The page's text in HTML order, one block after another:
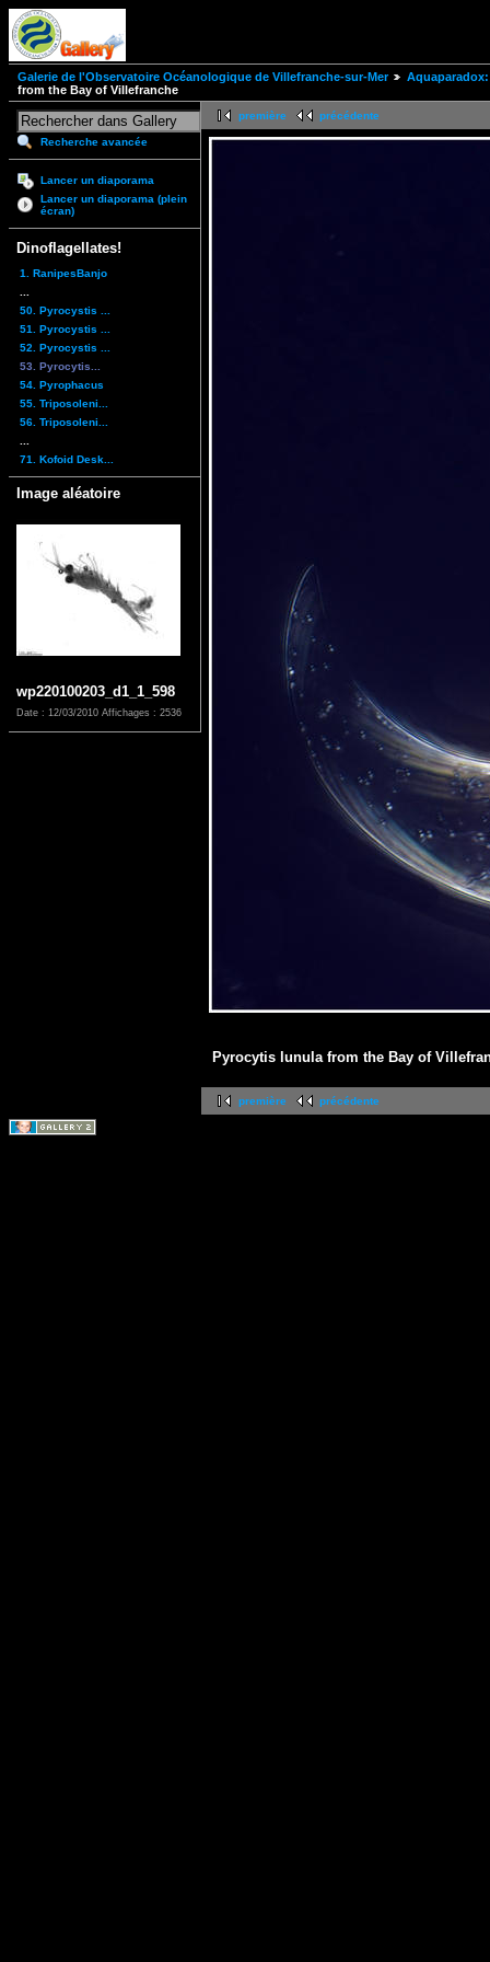
Galerie de l'Observatoire Océanologique de Villefranche-sur-Mer
from the Bay of Villefranche
Recherche avancée
Lancer un diaporama
Lancer un diaporama (plein
écran)
Dinoflagellates!
1. RanipesBanjo
50. Pyrocystis ...
51. Pyrocystis ...
52. Pyrocystis ...
53. Pyrocytis...
54. Pyrophacus
55. Triposoleni...
56. Triposoleni...
71. Kofoid Desk...
Image aléatoire
wp220100203_d1_1_598
Date : 12/03/2010 Affichages : 2536
première précédente
Pyrocytis lunula from the Bay of
première précédente